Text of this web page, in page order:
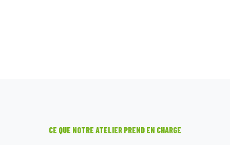
CE QUE NOTRE ATELIER PREND EN CHARGE